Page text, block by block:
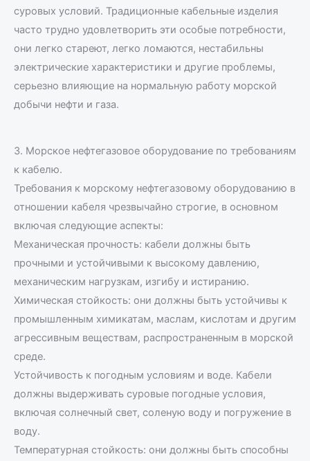
суровых условий. Традиционные кабельные изделия
часто трудно удовлетворить эти особые потребности,
они легко стареют, легко ломаются, нестабильны
электрические характеристики и другие проблемы,
серьезно влияющие на нормальную работу морской
добычи нефти и газа.
3. Морское нефтегазовое оборудование по требованиям
к кабелю.
Требования к морскому нефтегазовому оборудованию в
отношении кабеля чрезвычайно строгие, в основном
включая следующие аспекты:
Механическая прочность: кабели должны быть
прочными и устойчивыми к высокому давлению,
механическим нагрузкам, изгибу и истиранию.
Химическая стойкость: они должны быть устойчивы к
промышленным химикатам, маслам, кислотам и другим
агрессивным веществам, распространенным в морской
среде.
Устойчивость к погодным условиям и воде. Кабели
должны выдерживать суровые погодные условия,
включая солнечный свет, соленую воду и погружение в
воду.
Температурная стойкость: они должны быть способны